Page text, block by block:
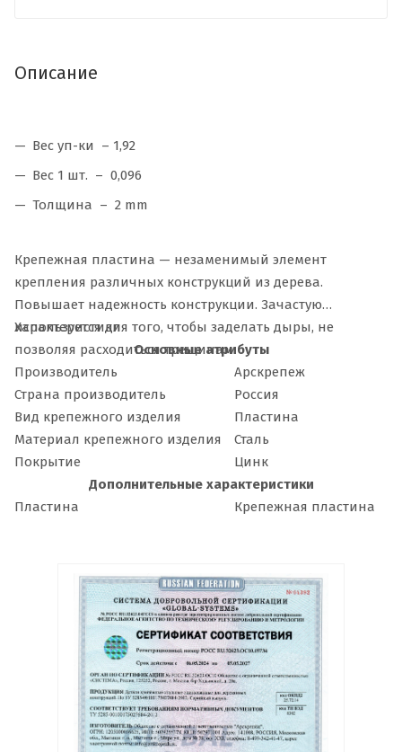
Описание
Вес уп-ки – 1,92
Вес 1 шт. – 0,096
Толщина – 2 mm
Крепежная пластина — незаменимый элемент
крепления различных конструкций из дерева.
Повышает надежность конструкции. Зачастую
используется для того, чтобы заделать дыры, не
позволяя расходиться трещинам.
Характеристики
Основные атрибуты
Производитель
Арскрепеж
Страна производитель
Россия
Вид крепежного изделия
Пластина
Материал крепежного изделия
Сталь
Покрытие
Цинк
Дополнительные характеристики
Пластина
Крепежная пластина